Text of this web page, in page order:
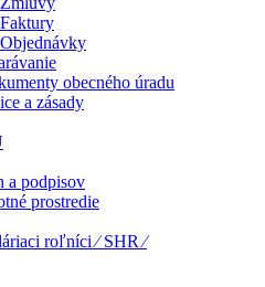
Faktury
Objednávky
obecného úradu
a zásady
a podpisov
prostredie
roľníci ⁄ SHR ⁄